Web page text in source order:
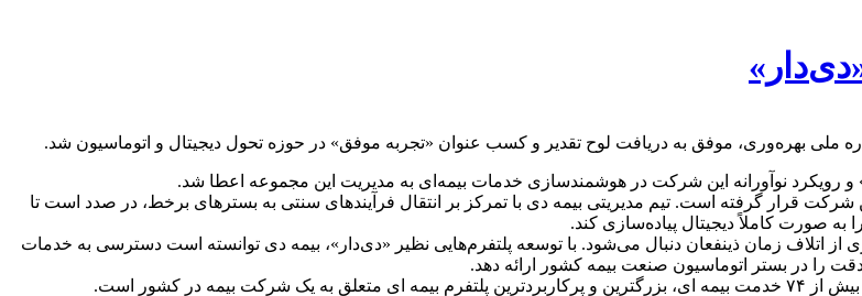
ملی بهره‌وری، موفق به دریافت لوح تقدیر و کسب عنوان «تجربه موفق» در حوزه تحول دیجیتال و اتوماسیون شد.
و رویکرد نوآورانه این شرکت در هوشمندسازی خدمات بیمه‌ای به مدیریت این مجموعه اعطا شد.
قرار گرفته است. تیم مدیریتی بیمه دی با تمرکز بر انتقال فرآیندهای سنتی به بسترهای برخط، در صدد است تا
صورت کاملاً دیجیتال پیاده‌سازی کند.
اتلاف زمان ذینفعان دنبال می‌شود. با توسعه پلتفرم‌هایی نظیر «دی‌دار»، بیمه دی توانسته است دسترسی به خدمات
را در بستر اتوماسیون صنعت بیمه کشور ارائه دهد.